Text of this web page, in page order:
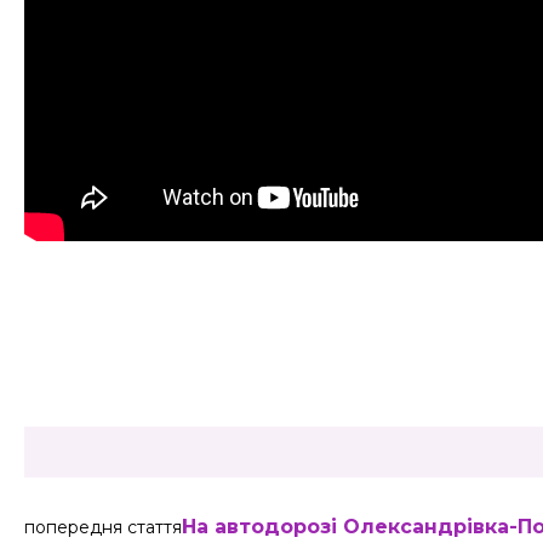
попередня статтяНа автодорозі Олександрівка-